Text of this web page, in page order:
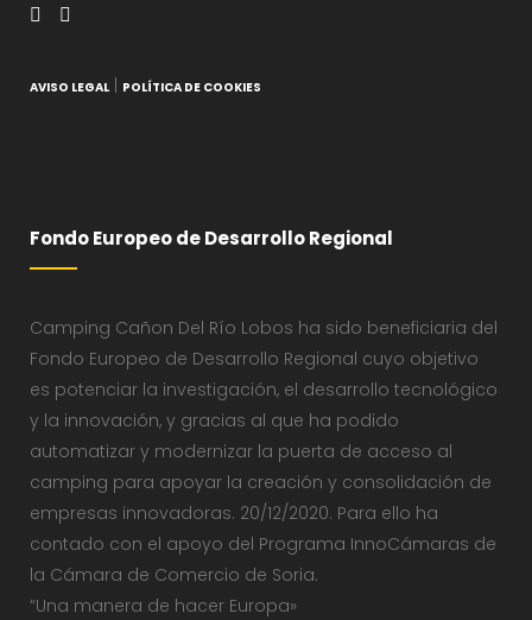
AVISO LEGAL POLÍTICA DE COOKIES
Fondo Europeo de Desarrollo Regional
Camping Cañon Del Río Lobos ha sido beneficiaria del
Fondo Europeo de Desarrollo Regional cuyo objetivo
es potenciar la investigación, el desarrollo tecnológico
y la innovación, y gracias al que ha podido
automatizar y modernizar la puerta de acceso al
camping para apoyar la creación y consolidación de
empresas innovadoras. 20/12/2020. Para ello ha
contado con el apoyo del Programa InnoCámaras de
la Cámara de Comercio de Soria.
“Una manera de hacer Europa»